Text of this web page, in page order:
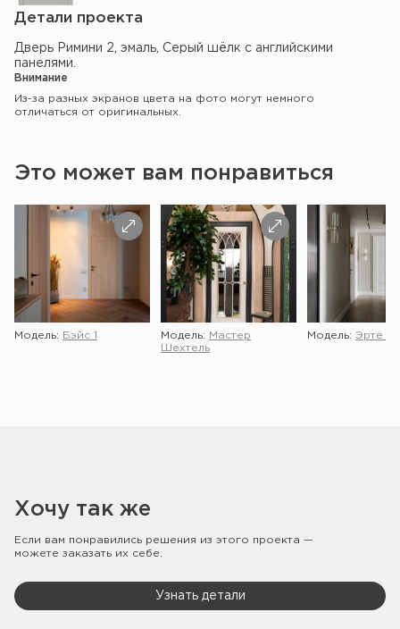
Детали проекта
Дверь Римини 2, эмаль, Серый шёлк с английскими
панелями.
Внимание
Из-за разных экранов цвета на фото могут немного
отличаться от оригинальных.
Это может вам понравиться
Модель: Бэйс 1 Модель:
Мастер
Шехтель
Модель: Эрте 2
Хочу так же
Если вам понравились решения из этого проекта —
можете заказать их себе.
Узнать детали